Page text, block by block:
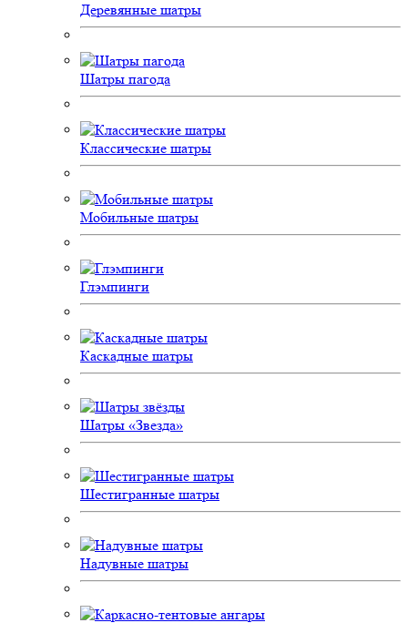
Деревянные шатры
Шатры пагода
Классические шатры
Мобильные шатры
Глэмпинги
Каскадные шатры
Шатры «Звезда»
Шестигранные шатры
Надувные шатры